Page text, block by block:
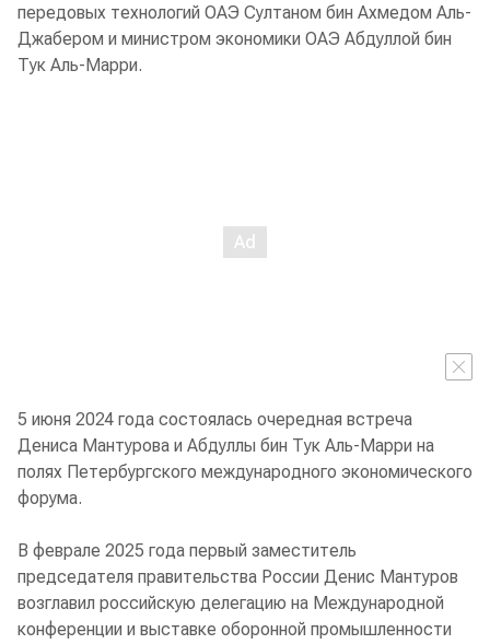
передовых технологий ОАЭ Султаном бин Ахмедом Аль-
Джабером и министром экономики ОАЭ Абдуллой бин
Тук Аль-Марри.
5 июня 2024 года состоялась очередная встреча
Дениса Мантурова и Абдуллы бин Тук Аль-Марри на
полях Петербургского международного экономического
форума.
В феврале 2025 года первый заместитель
председателя правительства России Денис Мантуров
возглавил российскую делегацию на Международной
конференции и выставке оборонной промышленности